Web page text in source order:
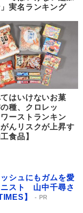
実名ランキング
てはいけないお菓
種、クロレッ
ーストランキン
んリスクが上昇す
食品】
シュにもガムを愛
ニスト 山中千尋さ
】
PR